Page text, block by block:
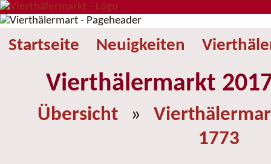
Startseite Neuigkeiten
Vierthälermarkt
Übersicht »
1773